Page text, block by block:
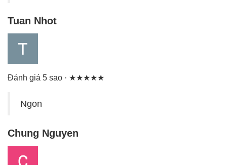
Tuan Nhot
Đánh giá 5 sao · ★★★★★
Ngon
Chung Nguyen